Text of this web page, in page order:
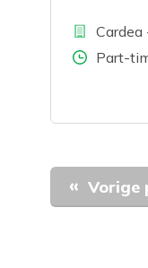
BedrijfCardea
Aantal uren
Part-
Vorige